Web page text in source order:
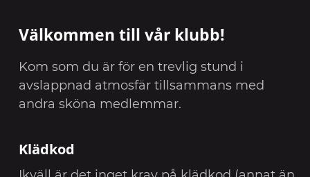
Välkommen till vår klubb!
Kom som du är för en trevlig stund i
avslappnad atmosfär tillsammans med
andra sköna medlemmar.
Klädkod